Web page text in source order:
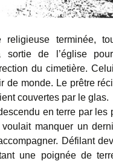
religieuse terminée,
sortie de l’église
du cimetière.
de monde. Le prêtre
couvertes par le glas.
en terre par les
manquer un
Défilant
une poignée de